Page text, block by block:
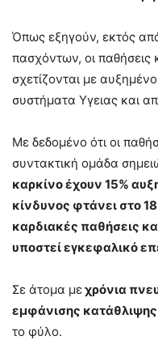
Όπως εξηγούν, εκτός
πασχόντων, οι παθήσεις
σχετίζονται με
συστήματα Υγειας και
Με δεδομένο ότι οι
συντακτική ομάδα
καρκίνο έχουν 15%
κίνδυνος φτάνει στο
καρδιακές παθήσεις
υποστεί εγκεφαλικό
Σε άτομα μεχρόνια
εμφάνισης κατάθλιψης
το φύλο.